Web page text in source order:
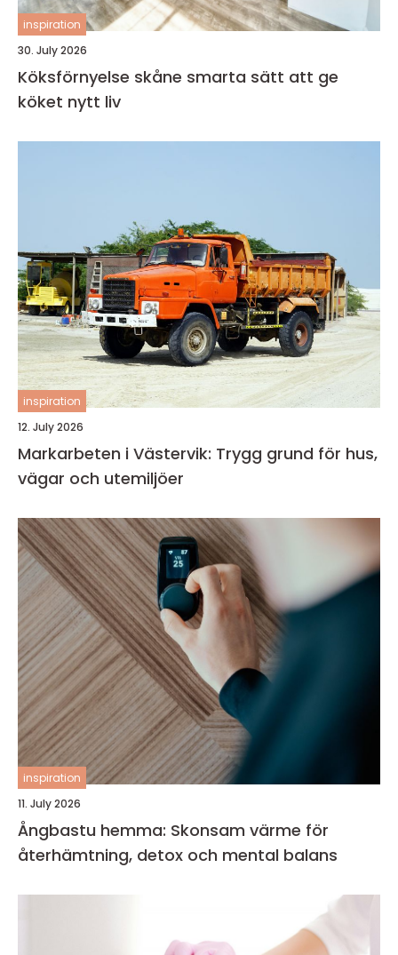
inspiration
30. July 2026
Köksförnyelse skåne smarta sätt att ge
köket nytt liv
inspiration
12. July 2026
Markarbeten i Västervik: Trygg grund för hus,
vägar och utemiljöer
inspiration
11. July 2026
Ångbastu hemma: Skonsam värme för
återhämtning, detox och mental balans